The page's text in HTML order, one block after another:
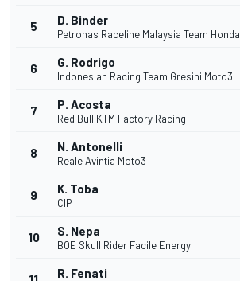
5 D. Binder
Petronas Raceline Malaysia Team Honda
6 G. Rodrigo
Indonesian Racing Team Gresini Moto3
7 P. Acosta
Red Bull KTM Factory Racing
8 N. Antonelli
Reale Avintia Moto3
9 K. Toba
CIP
10 S. Nepa
BOE Skull Rider Facile Energy
R. Fenati